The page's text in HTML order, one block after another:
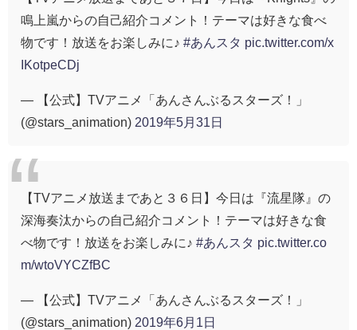
鳴上嵐からの自己紹介コメント！テーマは好きな食べ
物です！放送をお楽しみに♪ #あんスタ pic.twitter.com/x
IKotpeCDj
— 【公式】TVアニメ「あんさんぶるスターズ！」
(@stars_animation) 2019年5月31日
【TVアニメ放送まであと３６日】今日は『流星隊』の
深海奏汰からの自己紹介コメント！テーマは好きな食
べ物です！放送をお楽しみに♪ #あんスタ pic.twitter.co
m/wtoVYCZfBC
— 【公式】TVアニメ「あんさんぶるスターズ！」
(@stars_animation) 2019年6月1日